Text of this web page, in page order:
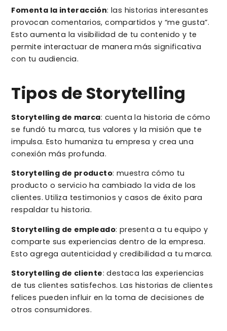
Fomenta la interacción: las historias interesantes
provocan comentarios, compartidos y “me gusta”.
Esto aumenta la visibilidad de tu contenido y te
permite interactuar de manera más significativa
con tu audiencia.
Tipos de Storytelling
Storytelling de marca: cuenta la historia de cómo
se fundó tu marca, tus valores y la misión que te
impulsa. Esto humaniza tu empresa y crea una
conexión más profunda.
Storytelling de producto: muestra cómo tu
producto o servicio ha cambiado la vida de los
clientes. Utiliza testimonios y casos de éxito para
respaldar tu historia.
Storytelling de empleado: presenta a tu equipo y
comparte sus experiencias dentro de la empresa.
Esto agrega autenticidad y credibilidad a tu marca.
Storytelling de cliente: destaca las experiencias
de tus clientes satisfechos. Las historias de clientes
felices pueden influir en la toma de decisiones de
otros consumidores.